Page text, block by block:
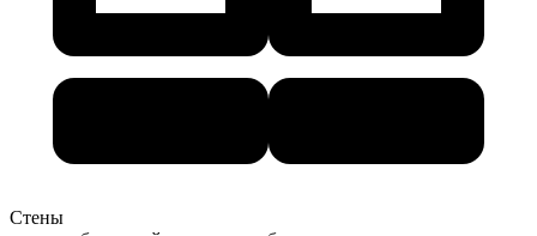
Стены